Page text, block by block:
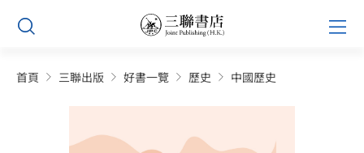
Skip
content
首頁 三聯出版 好書一覽 歷史 中國歷史